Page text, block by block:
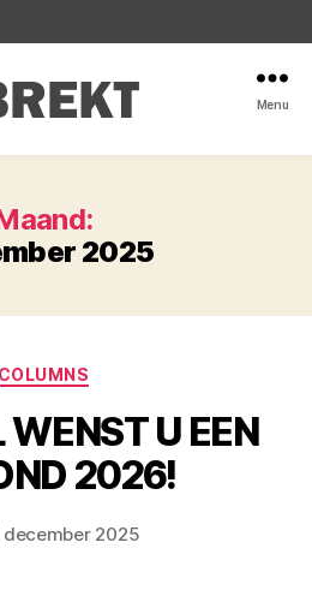
Menu
2025
Categorieën
COLUMNS
U EEN
2026!
december 2025